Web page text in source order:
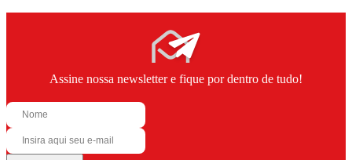
Assine nossa newsletter e fique por dentro de tudo!